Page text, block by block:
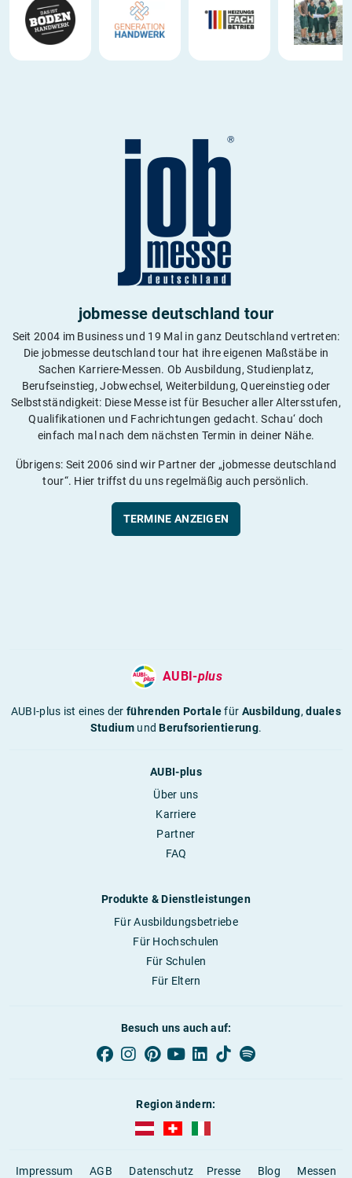
jobmesse deutschland tour
Seit 2004 im Business und 19 Mal in ganz Deutschland vertreten:
Die jobmesse deutschland tour hat ihre eigenen Maßstäbe in
Sachen Karriere-Messen. Ob Ausbildung, Studienplatz,
Berufseinstieg, Jobwechsel, Weiterbildung, Quereinstieg oder
Selbstständigkeit: Diese Messe ist für Besucher aller Altersstufen,
Qualifikationen und Fachrichtungen gedacht. Schau‘ doch
einfach mal nach dem nächsten Termin in deiner Nähe.
Übrigens: Seit 2006 sind wir Partner der „jobmesse deutschland
tour“. Hier triffst du uns regelmäßig auch persönlich.
TERMINE ANZEIGEN
AUBI-plus
AUBI-plus ist eines derführenden Portalefür Ausbildung,duales
StudiumundBerufsorientierung.
AUBI-plus
Über uns
Karriere
Partner
FAQ
Produkte & Dienstleistungen
Für Ausbildungsbetriebe
Für Hochschulen
Für Schulen
Für Eltern
Besuch uns auch auf:
Region ändern:
AUBI-plus Österreich (deutsch)
Impressum AGB Datenschutz Presse Blog Messen